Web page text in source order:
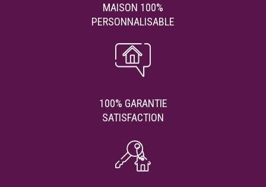
MAISON 100%
PERSONNALISABLE
100% GARANTIE
SATISFACTION